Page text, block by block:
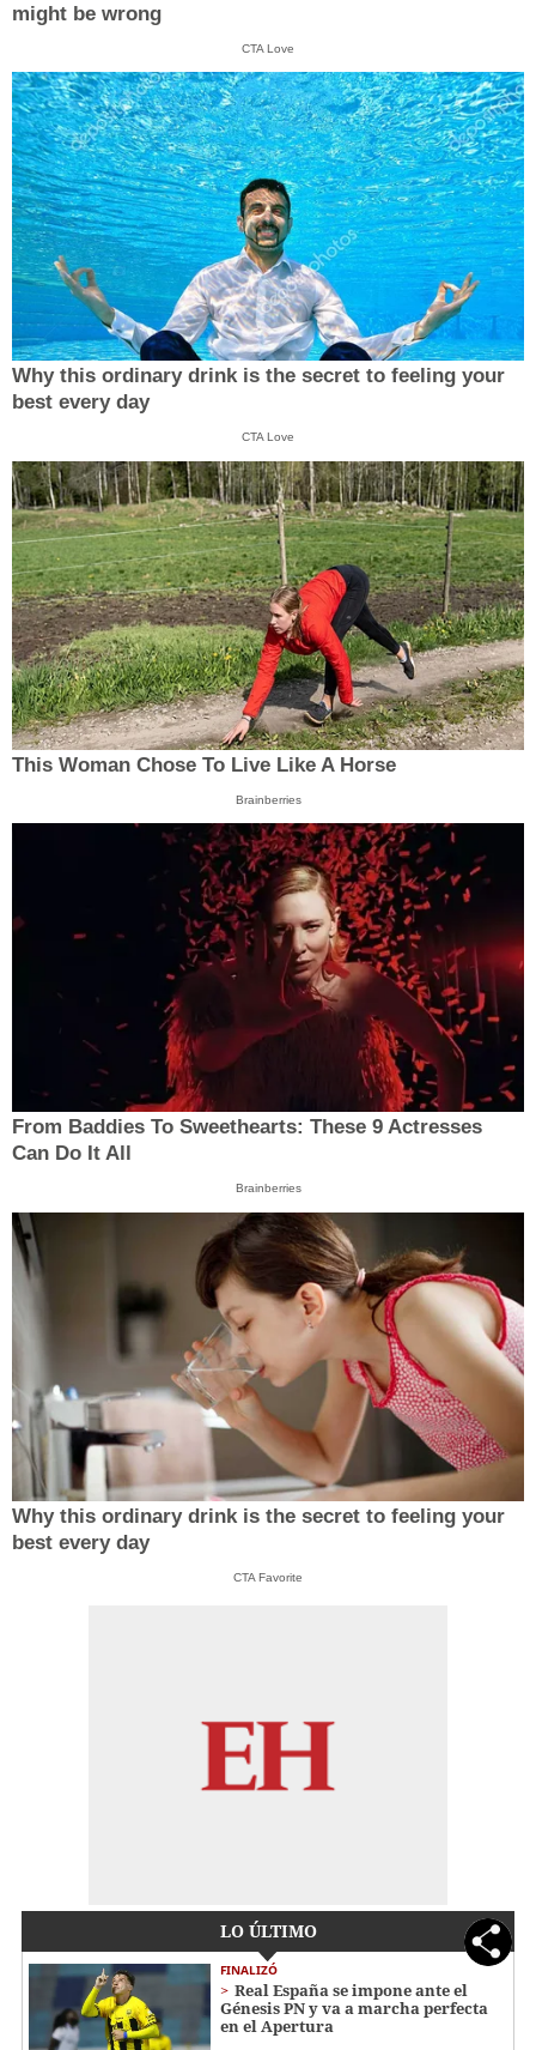
might be wrong
CTA Love
Why this ordinary drink is the secret to feeling your
best every day
CTA Love
This Woman Chose To Live Like A Horse
Brainberries
From Baddies To Sweethearts: These 9 Actresses
Can Do It All
Brainberries
Why this ordinary drink is the secret to feeling your
best every day
CTA Favorite
LO ÚLTIMO
FINALIZÓ
Real España se impone ante el
Génesis PN y va a marcha perfecta
en el Apertura